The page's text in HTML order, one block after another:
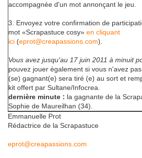
accompagnée d'un mot annonçant le jeu.
3. Envoyez votre confirmation de
mot «Scrapastuce cosy» en cliquant
ici (eprot@creapassions.com).
Vous avez jusqu'au 17 juin 2011 à minuit
pouvez jouer également si vous n'avez
(se) gagnant(e) sera tiré (e) au sort et
kit offert par Sultane/Infocrea.
dernière minute : la gagnante de la
Sophie de Maureilhan (34).
Emmanuelle Prot
Rédactrice de la Scrapastuce
eprot@creapassions.com